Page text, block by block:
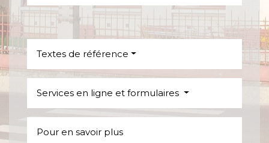
Textes de référence
Services en ligne et formulaires
Pour en savoir plus